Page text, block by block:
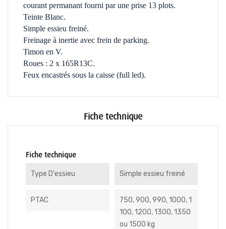
courant permanant fourni par une prise 13 plots.
Teinte Blanc.
Simple essieu freiné.
Freinage à inertie avec frein de parking.
Timon en V.
Roues : 2 x 165R13C.
Feux encastrés sous la caisse (full led).
Fiche technique
Fiche technique
Type D'essieu Simple essieu freiné
PTAC
750, 900, 990, 1000, 1
100, 1200, 1300, 1350
ou 1500 kg